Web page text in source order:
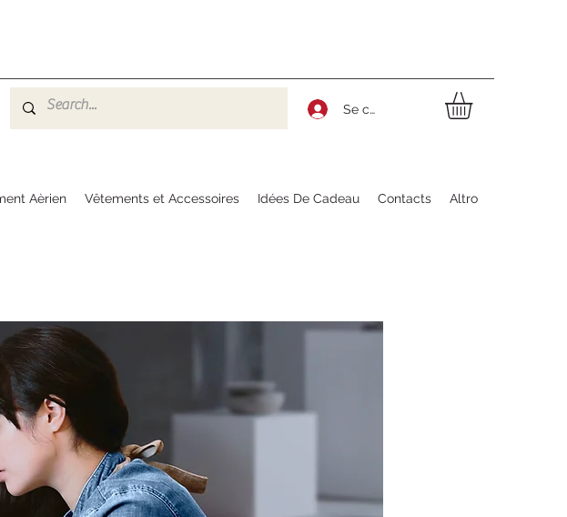
Se connecter
Aèrien Vêtements et Accessoires Idées De Cadeau Contacts Altro